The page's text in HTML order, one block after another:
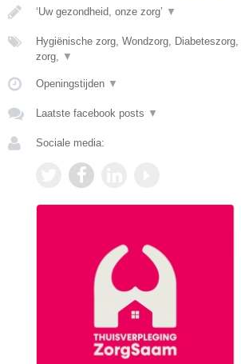
‘Uw gezondheid, onze zorg’ ▼
Hygiënische zorg, Wondzorg,
zorg, ▼
Openingstijden ▼
Laatste facebook posts ▼
Sociale media: